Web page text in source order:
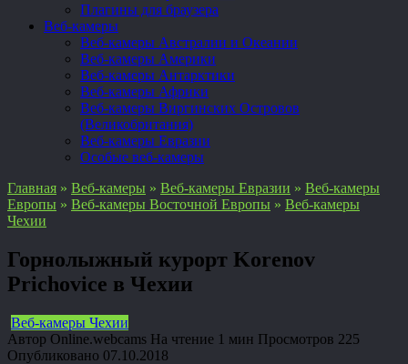
Плагины для браузера
Веб-камеры
Веб-камеры Австралии и Океании
Веб-камеры Америки
Веб-камеры Антарктики
Веб-камеры Африки
Веб-камеры Виргинских Островов
(Великобритания)
Веб-камеры Евразии
Особые веб-камеры
Главная » Веб-камеры » Веб-камеры Евразии » Веб-камеры
Европы » Веб-камеры Восточной Европы » Веб-камеры
Чехии
Горнолыжный курорт Korenov
Prichovice в Чехии
Веб-камеры Чехии
Автор Online.webcams На чтение 1 мин Просмотров 225
Опубликовано 07.10.2018